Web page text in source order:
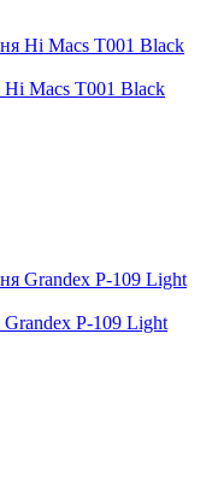
Hi Macs T001 Black
P-109 Light